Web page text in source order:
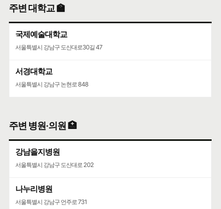
주변 대학교 🏫
국제예술대학교
서울특별시 강남구 도산대로30길 47
서경대학교
서울특별시 강남구 논현로 848
주변 병원·의원 🏥
강남을지병원
서울특별시 강남구 도산대로 202
나누리병원
서울특별시 강남구 언주로 731